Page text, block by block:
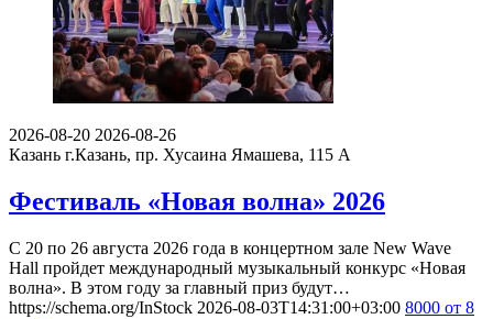
2026-08-20 2026-08-26
Казань г.Казань, пр. Хусаина Ямашева, 115 A
Фестиваль «Новая волна» 2026
С 20 по 26 августа 2026 года в концертном зале New Wave
Hall пройдет международный музыкальный конкурс «Новая
волна». В этом году за главный приз будут…
https://schema.org/InStock 2026-08-03T14:31:00+03:00 8000 от 8